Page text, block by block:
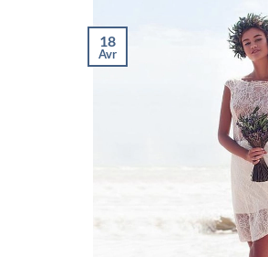
18
Avr